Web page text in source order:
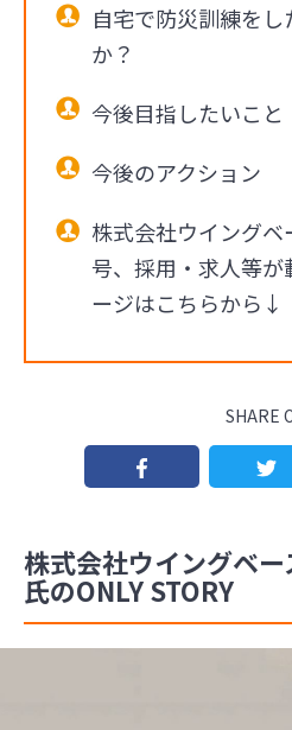
自宅で防災訓練を
か？
今後目指したいこと
今後のアクション
株式会社ウイング
号、採用・求人等が
ージはこちらから↓
SHARE
株式会社ウイングベ
氏のONLY STORY